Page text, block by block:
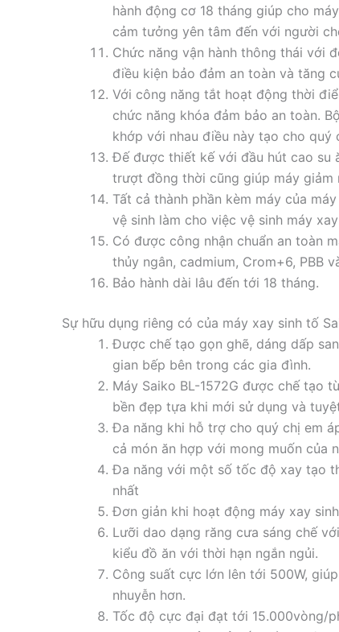
hành động cơ 18 tháng giúp cho
cảm tưởng yên tâm đến với người
Chức năng vận hành thông thái với
điều kiện bảo đảm an toàn và tăng
Với công năng tắt hoạt động thời
chức năng khóa đảm bảo an toàn.
khớp với nhau điều này tạo cho quý
Đế được thiết kế với đầu hút cao su
trượt đồng thời cũng giúp máy giảm
Tất cả thành phần kèm máy của
vệ sinh làm cho việc vệ sinh máy
Có được công nhận chuẩn an toàn
thủy ngân, cadmium, Crom+6, PBB
Bảo hành dài lâu đến tới 18 tháng.
Sự hữu dụng riêng có của máy xay sinh tố
Được chế tạo gọn ghẽ, dáng dấp
gian bếp bên trong các gia đình.
Máy Saiko BL-1572G được chế tạo
bền đẹp tựa khi mới sử dụng và
Đa năng khi hỗ trợ cho quý chị em
cả món ăn hợp với mong muốn của
Đa năng với một số tốc độ xay tạo
nhất
Đơn giản khi hoạt động máy xay
Lưỡi dao dạng răng cưa sáng chế
kiểu đồ ăn với thời hạn ngắn ngủi.
Công suất cực lớn lên tới 500W,
nhuyễn hơn.
Tốc độ cực đại đạt tới 15.000vòng/